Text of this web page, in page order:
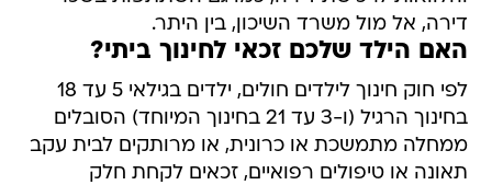
דירה, אל מול משרד השיכון, בין היתר.
האם הילד שלכם זכאי לחינוך ביתי?
לפי חוק חינוך לילדים חולים, ילדים בגילאי 5 עד 18
בחינוך הרגיל (ו-3 עד 21 בחינוך המיוחד) הסובלים
ממחלה מתמשכת או כרונית, או מרותקים לבית עקב
תאונה או טיפולים רפואיים, זכאים לקחת חלק